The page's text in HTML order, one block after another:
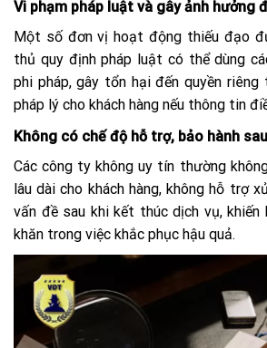
Vi phạm pháp luật và gây ảnh hưởng
Một số đơn vị hoạt động thiếu đạo
thủ quy định pháp luật có thể dùng
phi pháp, gây tổn hại đến quyền
pháp lý cho khách hàng nếu thông tin
Không có chế độ hỗ trợ, bảo hành
Các công ty không uy tín thường
lâu dài cho khách hàng, không hỗ trợ
vấn đề sau khi kết thúc dịch vụ, khiến
khăn trong việc khắc phục hậu quả.